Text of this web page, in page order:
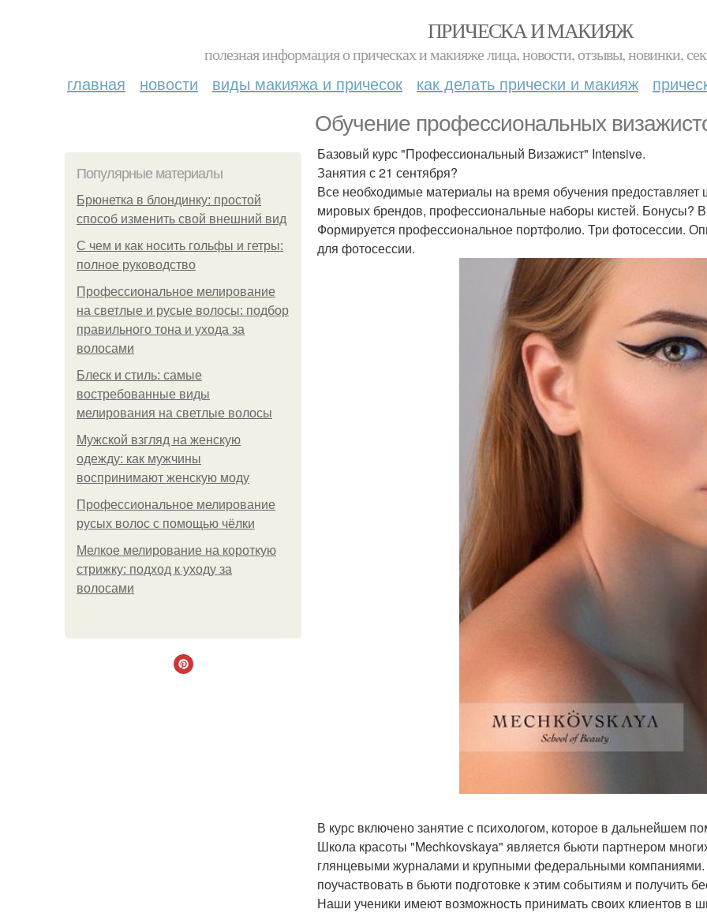
ПРИЧЕСКА И МАКИЯЖ
полезная информация о прическах и макияже лица, новости, отзывы, новинки,
главная новости виды макияжа и причесок как делать прически и макияж
Обучение профессиональных
Популярные материалы
Брюнетка в блондинку: простой
способ изменить свой внешний вид
С чем и как носить гольфы и гетры:
полное руководство
Профессиональное мелирование
на светлые и русые волосы: подбор
правильного тона и ухода за
волосами
Блеск и стиль: самые
востребованные виды
мелирования на светлые волосы
Мужской взгляд на женскую
одежду: как мужчины
воспринимают женскую моду
Профессиональное мелирование
русых волос с помощью чёлки
Мелкое мелирование на короткую
стрижку: подход к уходу за
волосами
Базовый курс "Профессиональный Визажист" Intensive.
Занятия с 21 сентября?
Все необходимые материалы на время обучения
мировых брендов, профессиональные наборы кистей. Бонусы? В
Формируется профессиональное портфолио. Три фотосессии.
для фотосессии.
В курс включено занятие с психологом, которое в дальнейшем
Школа красоты "Mechkovskaya" является бьюти партнером
глянцевыми журналами и крупными федеральными
поучаствовать в бьюти подготовке к этим событиям и получить
Наши ученики имеют возможность принимать своих клиентов в